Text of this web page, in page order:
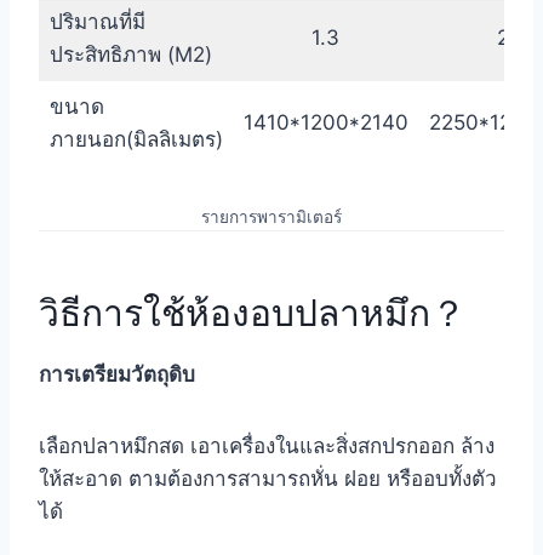
ปริมาณที่มี
ประสิทธิภาพ (M2)
1.3 2.6
ขนาด
ภายนอก(มิลลิเมตร)
1410*1200*2140
รายการพารามิเตอร์
วิธีการใช้ห้องอบปลาหมึก？
การเตรียมวัตถุดิบ
เลือกปลาหมึกสด เอาเครื่องในและสิ่งสกปรกออก ล้าง
ให้สะอาด ตามต้องการสามารถหั่น ฝอย หรืออบทั้งตัว
ได้